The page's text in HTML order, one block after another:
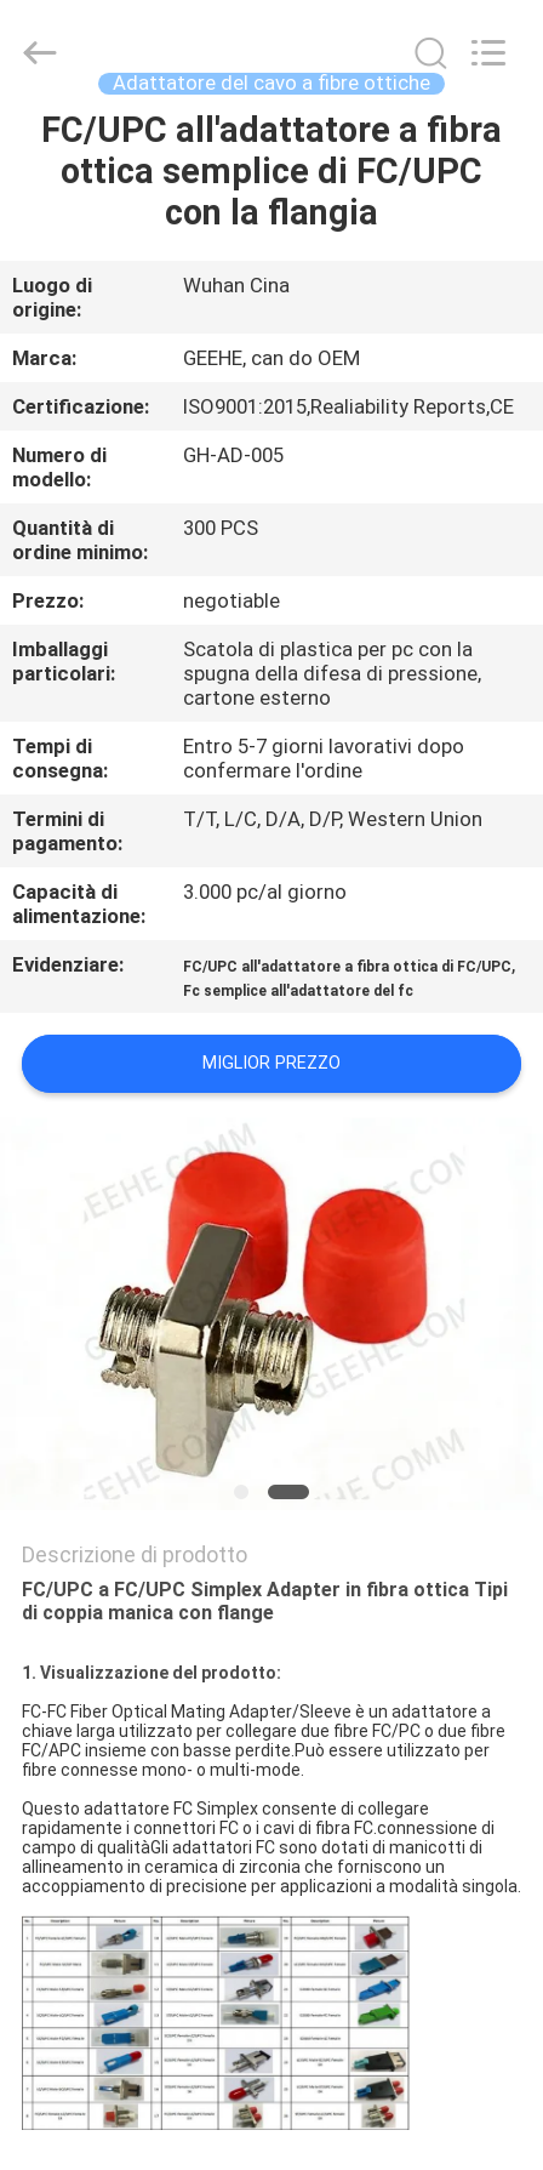
CASA
CIRCA
NOI
GIRO
DELLA
FABBRICA
CONTROLLO
DI
QUALITÀ
CASI
MAPPA
SITO
Communication
Co.,ltd.
Reserved.
Developed
Adattatore del cavo a fibre ottiche
FC/UPC all'adattatore a fibra
ottica semplice di FC/UPC
con la flangia
Luogo di
origine:
Wuhan Cina
Marca:
GEEHE, can do OEM
Certificazione:
ISO9001:2015,Realiability Reports,CE
Numero di
modello:
GH-AD-005
Quantità di
ordine minimo:
300 PCS
Prezzo:
negotiable
Imballaggi
particolari:
Scatola di plastica per pc con la
spugna della difesa di pressione,
cartone esterno
Tempi di
consegna:
Entro 5-7 giorni lavorativi dopo
confermare l'ordine
Termini di
pagamento:
T/T, L/C, D/A, D/P, Western Union
Capacità di
alimentazione:
3.000 pc/al giorno
Evidenziare: FC/UPC all'adattatore a fibra ottica di FC/UPC,
Fc semplice all'adattatore del fc
MIGLIOR PREZZO
Descrizione di prodotto
FC/UPC a FC/UPC Simplex Adapter in fibra ottica Tipi
di coppia manica con flange
1. Visualizzazione del prodotto:
FC-FC Fiber Optical Mating Adapter/Sleeve è un adattatore a
chiave larga utilizzato per collegare due fibre FC/PC o due fibre
FC/APC insieme con basse perdite.Può essere utilizzato per
fibre connesse mono- o multi-mode.
Questo adattatore FC Simplex consente di collegare
rapidamente i connettori FC o i cavi di fibra FC.connessione di
campo di qualitàGli adattatori FC sono dotati di manicotti di
allineamento in ceramica di zirconia che forniscono un
accoppiamento di precisione per applicazioni a modalità singola.